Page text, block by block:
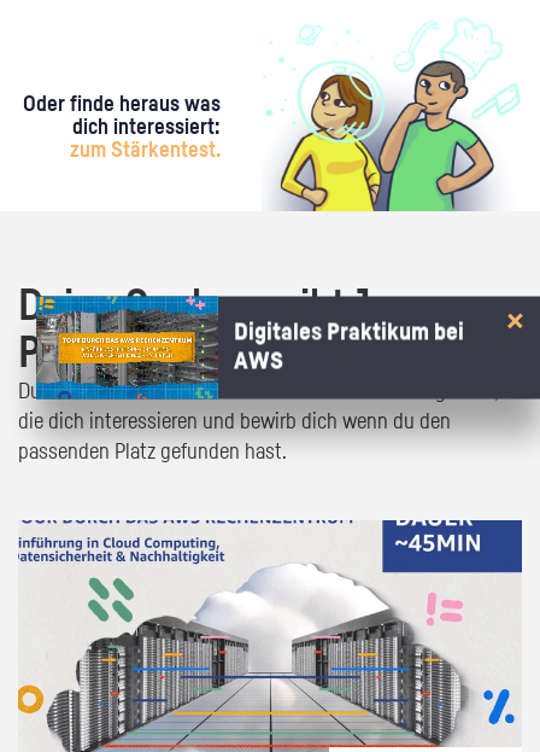
Oder finde heraus was
dich interessiert:
zum Stärkentest.
Deine Suche ergibt 1
Praktikumsangebot!
Du bist fast da! Klick dich durch die Praktikumsangebote,
die dich interessieren und bewirb dich wenn du den
passenden Platz gefunden hast.
Digitales Praktikum bei
AWS